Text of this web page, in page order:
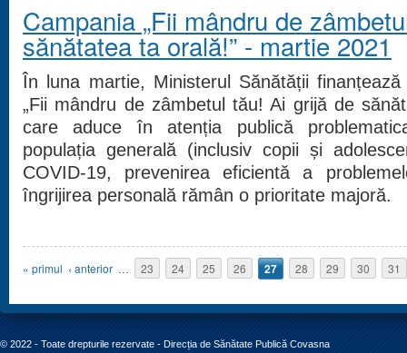
Campania „Fii mândru de
sănătatea ta orală!” - martie 2021
În luna martie, Ministerul Sănătății
„Fii mândru de zâmbetul tău! Ai grijă de
care aduce în atenția publică
populația generală (inclusiv copii și
COVID-19, prevenirea eficientă a
îngrijirea personală rămân o prioritate majoră.
Pagini
« primul ‹ anterior … 23 24 25 26 27 28 29 30 31
© 2022 - Toate drepturile rezervate - Direcția de Sănătate Publică Covasna